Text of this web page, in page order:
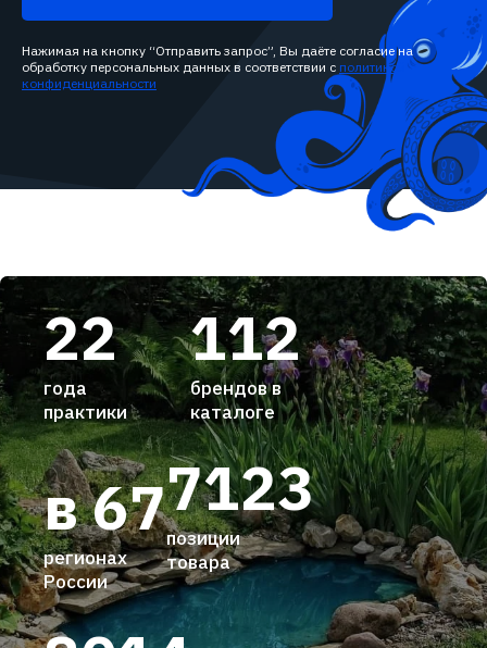
Нажимая на кнопку “Отправить запрос”, Вы даёте согласие на
обработку персональных данных в соответствии с политикой
конфиденциальности
22
года
практики
112
брендов в
каталоге
7123
позиции
товара
в 67
регионах
России